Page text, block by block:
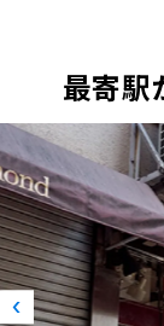
最寄駅